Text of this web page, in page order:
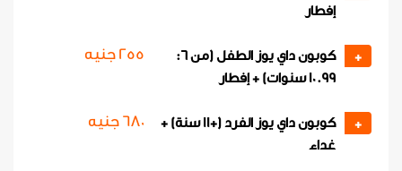
إفطار
+
كوبون داي يوز الطفل (من 6:
10.99 سنوات) + إفطار
255 جنيه
+
كوبون داي يوز الفرد (+11 سنة) +
غداء
680 جنيه